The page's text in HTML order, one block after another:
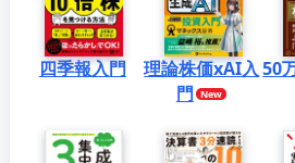
四季報入門
理論株価xAI入
門
50